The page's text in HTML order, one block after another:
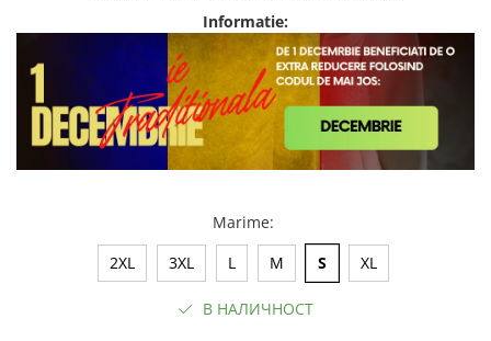
Informatie:
Marime:
2XL
3XL L M S XL
В НАЛИЧНОСТ